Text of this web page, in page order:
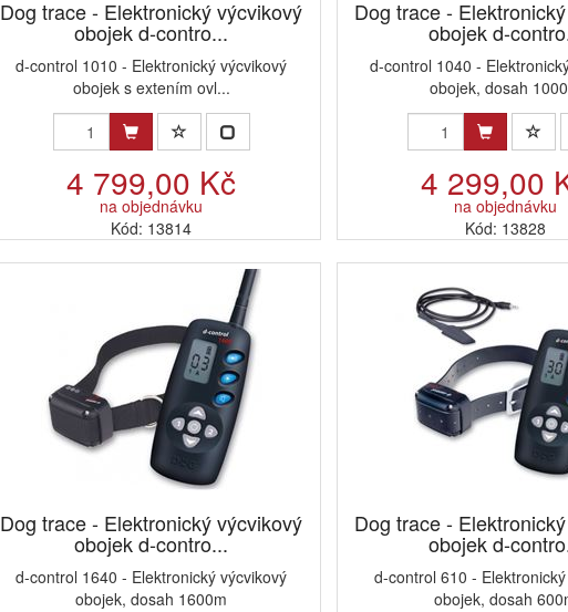
Dog trace - Elektronický výcvikový
obojek d-contro...
d-control 1010 - Elektronický výcvikový
obojek s extením ovl...
4 799,00 Kč
na objednávku
Kód: 13814
Dog trace -
obojek d-
d-control 1040 -
obojek, dosah
4 299,00
na objednávku
Kód: 13828
Dog trace - Elektronický výcvikový
obojek d-contro...
d-control 1640 - Elektronický výcvikový
obojek, dosah 1600m
Dog trace -
obojek d-
d-control 610 -
obojek, dosah